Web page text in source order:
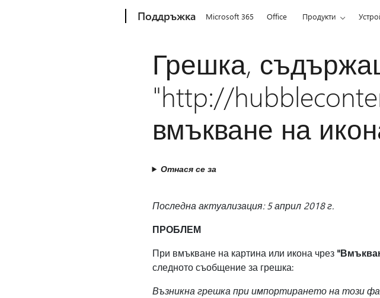
Поддръжка Microsoft 365 Office Продукти
Грешка,
"http://
вмъкване на
Отнася се за
Последна актуализация: 5 април 2018 г.
ПРОБЛЕМ
При вмъкване на картина или икона чрез
следното съобщение за грешка:
Възникна грешка при импортирането на този